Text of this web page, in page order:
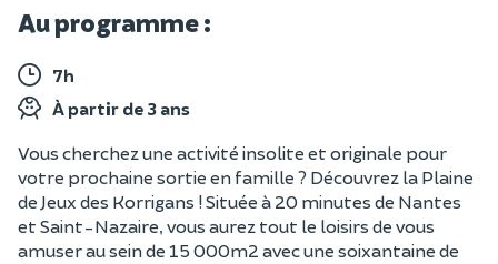
Au programme :
7h
À partir de 3 ans
Vous cherchez une activité insolite et originale pour
votre prochaine sortie en famille ? Découvrez la Plaine
de Jeux des Korrigans ! Située à 20 minutes de Nantes
et Saint-Nazaire, vous aurez tout le loisirs de vous
amuser au sein de 15 000m2 avec une soixantaine de